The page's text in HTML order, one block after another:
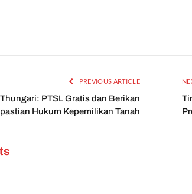
PREVIOUS ARTICLE
PTSL Gratis dan Berikan
Hukum Kepemilikan Tanah